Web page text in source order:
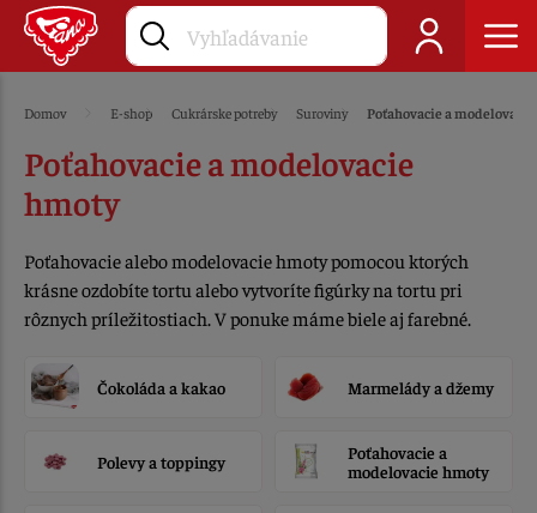
Domov E-shop Cukrárske potreby Suroviny Poťahovacie a
Poťahovacie a modelovacie
hmoty
Poťahovacie alebo modelovacie hmoty pomocou ktorých
krásne ozdobíte tortu alebo vytvoríte figúrky na tortu pri
rôznych príležitostiach. V ponuke máme biele aj farebné.
Čokoláda a kakao Marmelády a džemy
Polevy a toppingy
Poťahovacie a
modelovacie hmoty